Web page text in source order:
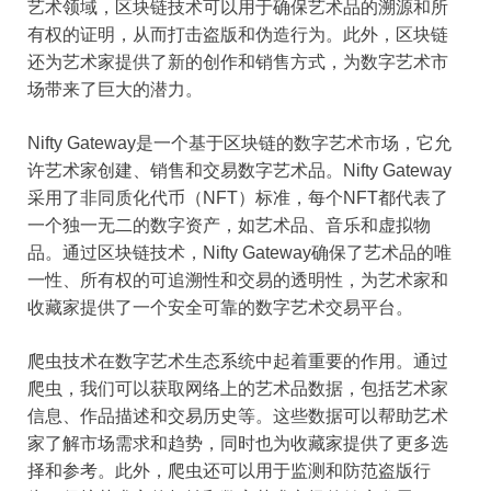
艺术领域，区块链技术可以用于确保艺术品的溯源和所
有权的证明，从而打击盗版和伪造行为。此外，区块链
还为艺术家提供了新的创作和销售方式，为数字艺术市
场带来了巨大的潜力。
Nifty Gateway是一个基于区块链的数字艺术市场，它允
许艺术家创建、销售和交易数字艺术品。Nifty Gateway
采用了非同质化代币（NFT）标准，每个NFT都代表了
一个独一无二的数字资产，如艺术品、音乐和虚拟物
品。通过区块链技术，Nifty Gateway确保了艺术品的唯
一性、所有权的可追溯性和交易的透明性，为艺术家和
收藏家提供了一个安全可靠的数字艺术交易平台。
爬虫技术在数字艺术生态系统中起着重要的作用。通过
爬虫，我们可以获取网络上的艺术品数据，包括艺术家
信息、作品描述和交易历史等。这些数据可以帮助艺术
家了解市场需求和趋势，同时也为收藏家提供了更多选
择和参考。此外，爬虫还可以用于监测和防范盗版行